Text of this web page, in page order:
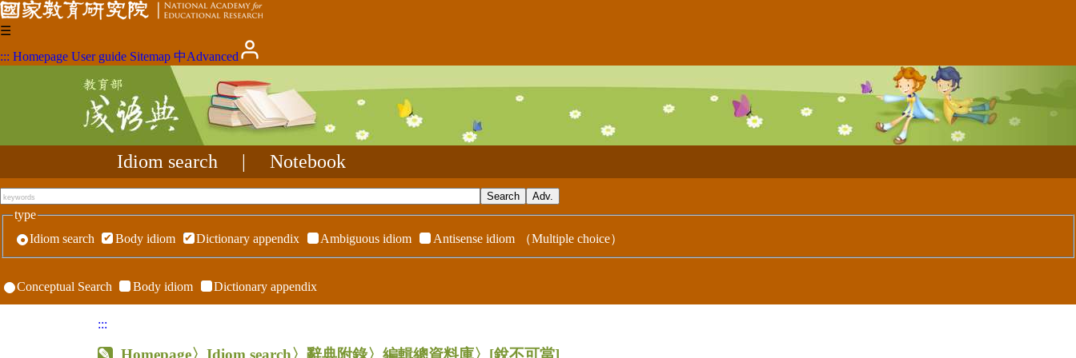
☰
::: Homepage User guide Sitemap 中Advanced
Idiom search Notebook
type
Idiom search
Body idiom Dictionary appendix Ambiguous idiom Antisense idiom （Multiple choice）
Conceptual Search Body idiom Dictionary appendix
:::
Homepage〉Idiom search〉辭典附錄〉編輯總資料庫〉 [銳不可當]